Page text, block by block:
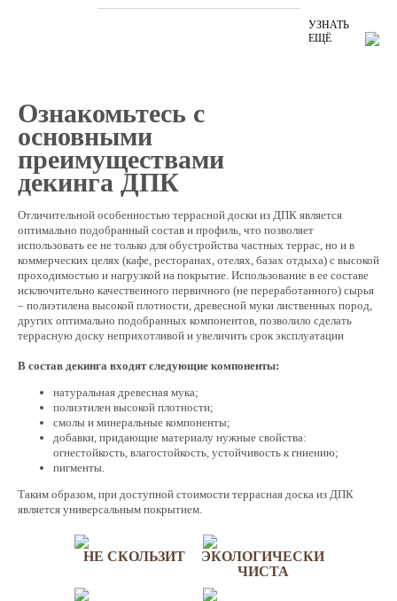
УЗНАТЬ
ЕЩЁ
Ознакомьтесь с
основными
преимуществами
декинга ДПК
Отличительной особенностью террасной доски из ДПК является
оптимально подобранный состав и профиль, что позволяет
использовать ее не только для обустройства частных террас, но и в
коммерческих целях (кафе, ресторанах, отелях, базах отдыха) с высокой
проходимостью и нагрузкой на покрытие. Использование в ее составе
исключительно качественного первичного (не переработанного) сырья
– полиэтилена высокой плотности, древесной муки лиственных пород,
других оптимально подобранных компонентов, позволило сделать
террасную доску неприхотливой и увеличить срок эксплуатации
В состав декинга входят следующие компоненты:
натуральная древесная мука;
полиэтилен высокой плотности;
смолы и минеральные компоненты;
добавки, придающие материалу нужные свойства:
огнестойкость, влагостойкость, устойчивость к гниению;
пигменты.
Таким образом, при доступной стоимости террасная доска из ДПК
является универсальным покрытием.
НЕ СКОЛЬЗИТ
ЭКОЛОГИЧЕСКИ
ЧИСТА